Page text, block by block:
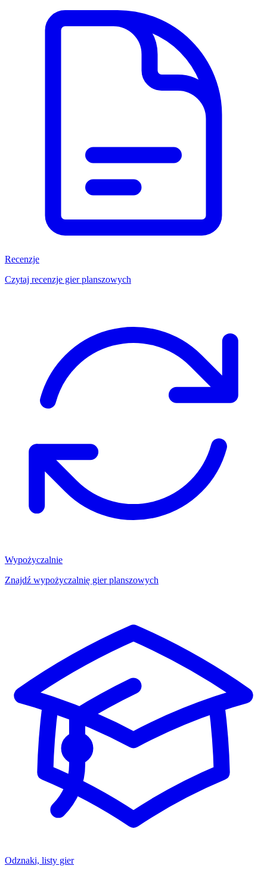
Recenzje
Czytaj recenzje gier planszowych
Wypożyczalnie
Znajdź wypożyczalnię gier planszowych
Odznaki, listy gier